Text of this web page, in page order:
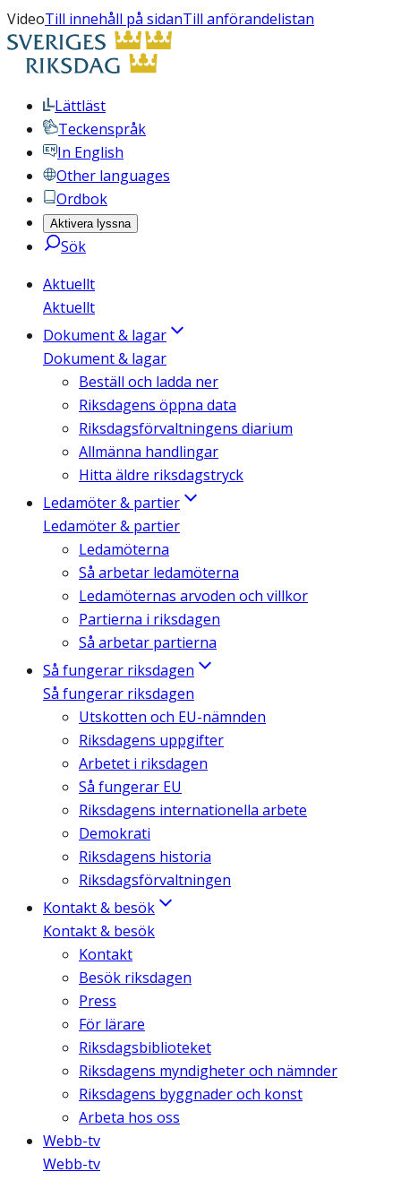
VideoTill innehåll på sidanTill anförandelistan
Lättläst
Teckenspråk
In English
Other languages
Ordbok
Aktivera lyssna
Sök
Aktuellt
Aktuellt
Dokument & lagar
Dokument & lagar
Beställ och ladda ner
Riksdagens öppna data
Riksdagsförvaltningens diarium
Allmänna handlingar
Hitta äldre riksdagstryck
Ledamöter & partier
Ledamöter & partier
Ledamöterna
Så arbetar ledamöterna
Ledamöternas arvoden och villkor
Partierna i riksdagen
Så arbetar partierna
Så fungerar riksdagen
Så fungerar riksdagen
Utskotten och EU-nämnden
Riksdagens uppgifter
Arbetet i riksdagen
Så fungerar EU
Riksdagens internationella arbete
Demokrati
Riksdagens historia
Riksdagsförvaltningen
Kontakt & besök
Kontakt & besök
Kontakt
Besök riksdagen
Press
För lärare
Riksdagsbiblioteket
Riksdagens myndigheter och nämnder
Riksdagens byggnader och konst
Arbeta hos oss
Webb-tv
Webb-tv